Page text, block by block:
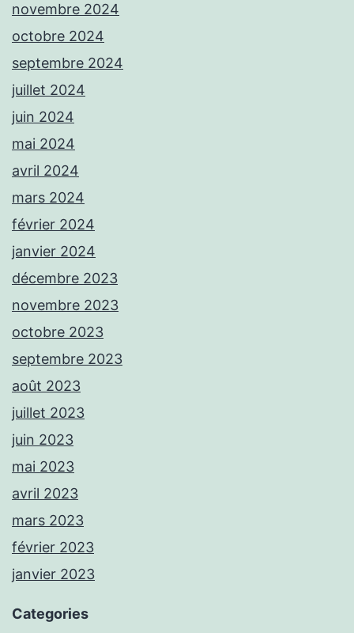
novembre 2024
octobre 2024
septembre 2024
juillet 2024
juin 2024
mai 2024
avril 2024
mars 2024
février 2024
janvier 2024
décembre 2023
novembre 2023
octobre 2023
septembre 2023
août 2023
juillet 2023
juin 2023
mai 2023
avril 2023
mars 2023
février 2023
janvier 2023
Categories